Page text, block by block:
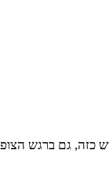
יש כזה, גם ברגש